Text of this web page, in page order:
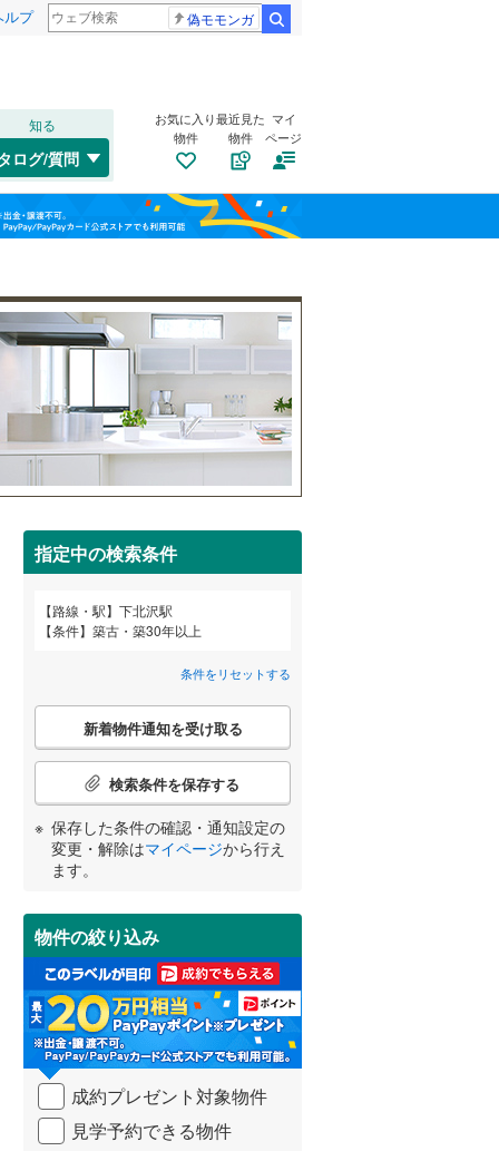
ルプ 偽モモンガ
知る
ログ/質問
お気に入り
物件
最近見た
物件
マイ
ページ
指定中の検索条件
路線・駅
下北沢駅
条件
築古・築30年以上
条件をリセットする
こ
検
条
件
受
け
取
る
・
条
件
を
イ
ペ
新着物件通知を受け取る
検索条件を保存する
保存した条件の確認・通知設定の
変更・解除はマイページから行え
ます。
物件の絞り込み
成約プレゼント対象物件
見学予約できる物件
歌山
鹿児島
条件をリセットする
条件をリセットする
条件をリセットする
千歳線(26)
日高本線(1)
宗谷本線(5)
川越線(160)
吾妻線(52)
日光線
(132)
八戸線(2)
陸羽西線(0)
(4)
信越本線(69)
弥彦線(0)
総武本線 (360)
京葉線(262)
久留里線(1)
山手線(931)
武蔵野線(476)
横須賀線(423)
青梅線
条件をリセットする
(14) (12) (22)
(17) (28) (37)
百合ケ丘
(19)
新百合ケ丘
( 22)
(69) (15) (3)
(2) (6)
条件をリセットする
自転車置き場 （2）
バイク置き場
（0）
防犯カメラ（0）
2階以上（9 ）
最上階（2）
制震構造（0）
低層マンション（4階建て以
下）（3
小学校まで1km以内（2）
ゲストルーム（0）
条件をリセットする